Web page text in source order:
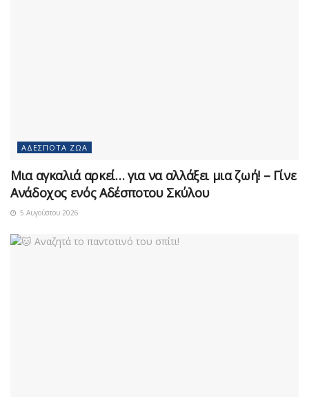
ΑΔΈΣΠΟΤΑ ΖΏΑ
Μια αγκαλιά αρκεί… για να αλλάξει μια ζωή! – Γίνε
Ανάδοχος ενός Αδέσποτου Σκύλου
5 Αυγούστου 2026